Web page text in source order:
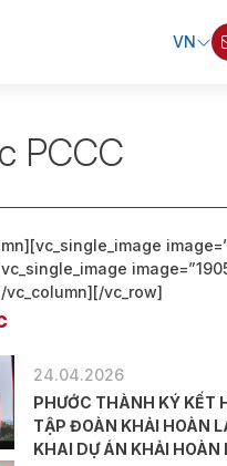
VN
PCCC
vc_column][/vc_row]
24.04.2026
PHƯỚC THÀNH KÝ KẾT
TẬP ĐOÀN KHẢI HOÀN
KHAI DỰ ÁN KHẢI HOÀN